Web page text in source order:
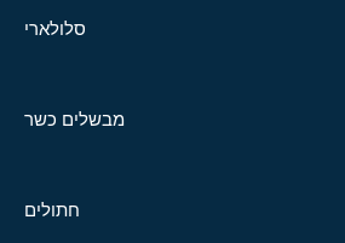
סלולארי
מבשלים כשר
חתולים